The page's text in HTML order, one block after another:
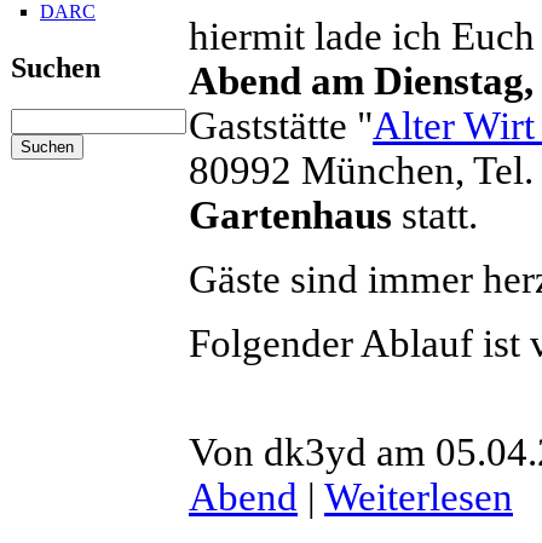
DARC
Suchen
hiermit lade ich
Abend am
Gaststätte "Alter Wirt
80992 München,
Gartenhaus statt.
Gäste sind immer
Folgender Ablauf ist
Von dk3yd am
Abend | Weiterlesen